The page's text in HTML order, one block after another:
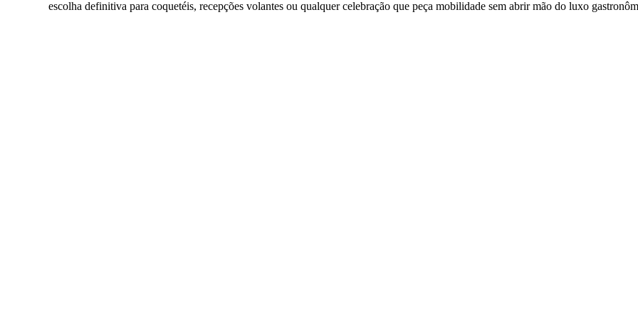
escolha definitiva para coquetéis, recepções volantes ou qualquer celebração que peça mobilidade sem abrir mão do luxo